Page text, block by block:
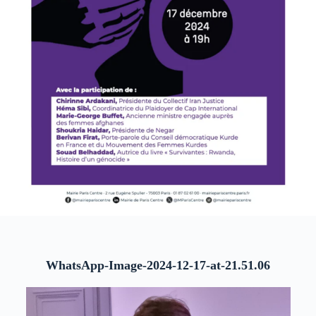
WhatsApp-Image-2024-12-17-at-21.51.06